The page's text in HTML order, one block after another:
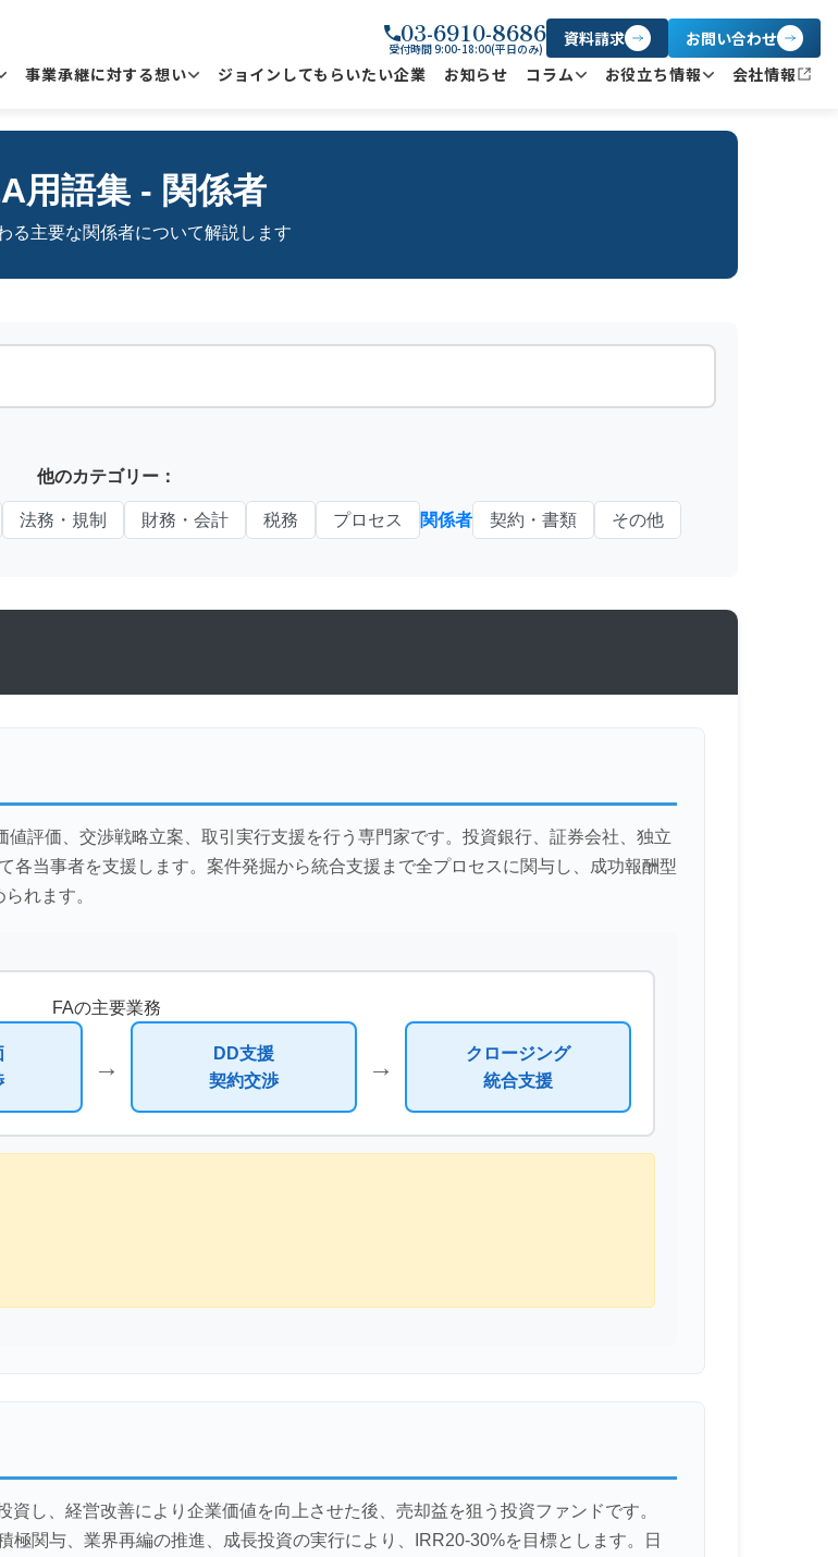
03-6910-8686
受付時間 9:00-18:00(平日のみ) 資料請求
お問い合わせ
事業承継に対する想い
実績・事例紹介
インタビュー
ジョインしてもらいたい企業 お知らせ コラム お役立ち情報 会社情報
用語集 - 関係者
る主要な関係者について解説します
他のカテゴリー：
法務・規制 財務・会計 税務 プロセス 関係者 契約・書類 その他
評価、交渉戦略立案、取引実行支援を行う専門家です。投資銀行、証券会社、独立
各当事者を支援します。案件発掘から統合支援まで全プロセスに関与し、成功報酬型
れます。
FAの主要業務
→
DD支援
契約交渉
→
クロージング
統合支援
し、経営改善により企業価値を向上させた後、売却益を狙う投資ファンドです。
関与、業界再編の推進、成長投資の実行により、IRR20-30%を目標とします。日